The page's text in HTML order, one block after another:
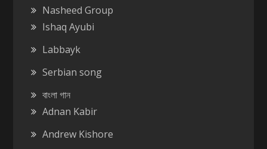
Nasheed Group
Ishaq Ayubi
Labbayk
Serbian song
বাংলা গান
Adnan Kabir
Andrew Kishore